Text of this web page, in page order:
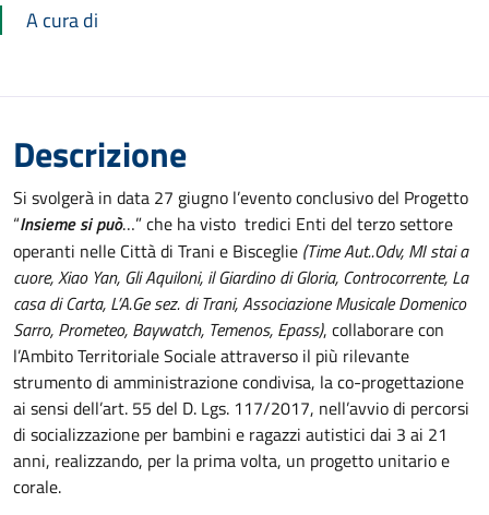
A cura di
Descrizione
Si svolgerà in data 27 giugno l’evento conclusivo del Progetto
“Insieme si può…” che ha visto tredici Enti del terzo settore
operanti nelle Città di Trani e Bisceglie (Time Aut..Odv, MI stai a
cuore, Xiao Yan, Gli Aquiloni, il Giardino di Gloria, Controcorrente, La
casa di Carta, L’A.Ge sez. di Trani, Associazione Musicale Domenico
Sarro, Prometeo, Baywatch, Temenos, Epass), collaborare con
l’Ambito Territoriale Sociale attraverso il più rilevante
strumento di amministrazione condivisa, la co-progettazione
ai sensi dell’art. 55 del D. Lgs. 117/2017, nell’avvio di percorsi
di socializzazione per bambini e ragazzi autistici dai 3 ai 21
anni, realizzando, per la prima volta, un progetto unitario e
corale.